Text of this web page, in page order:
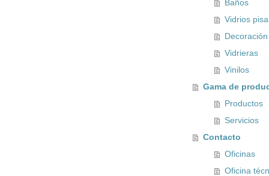
Baños
Vidrios
Decoración
Vidrieras
Vinilos
Gama de
Productos
Servicios
Contacto
Oficinas
Oficina